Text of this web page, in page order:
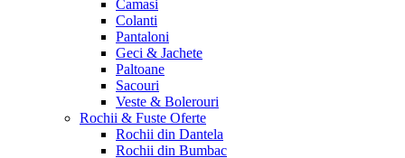
Camasi
Colanti
Pantaloni
Geci & Jachete
Paltoane
Sacouri
Veste & Bolerouri
Rochii & Fuste Oferte
Rochii din Dantela
Rochii din Bumbac